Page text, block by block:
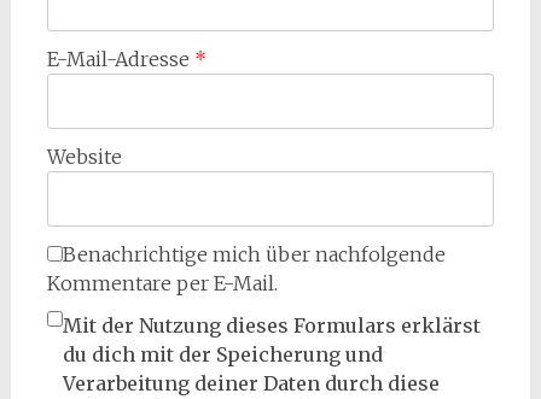
E-Mail-Adresse *
Website
Benachrichtige mich über nachfolgende
Kommentare per E-Mail.
Mit der Nutzung dieses Formulars erklärst
du dich mit der Speicherung und
Verarbeitung deiner Daten durch diese